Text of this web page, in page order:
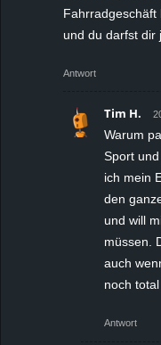
Fahrradgeschäft
und du darfst dir
Antwort
Tim H.
Warum
Sport
ich mein
den
und will
müssen.
auch
noch
Antwort